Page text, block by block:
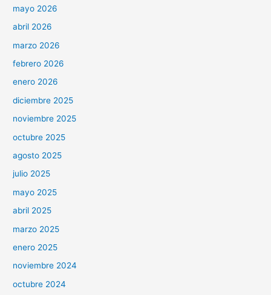
mayo 2026
abril 2026
marzo 2026
febrero 2026
enero 2026
diciembre 2025
noviembre 2025
octubre 2025
agosto 2025
julio 2025
mayo 2025
abril 2025
marzo 2025
enero 2025
noviembre 2024
octubre 2024